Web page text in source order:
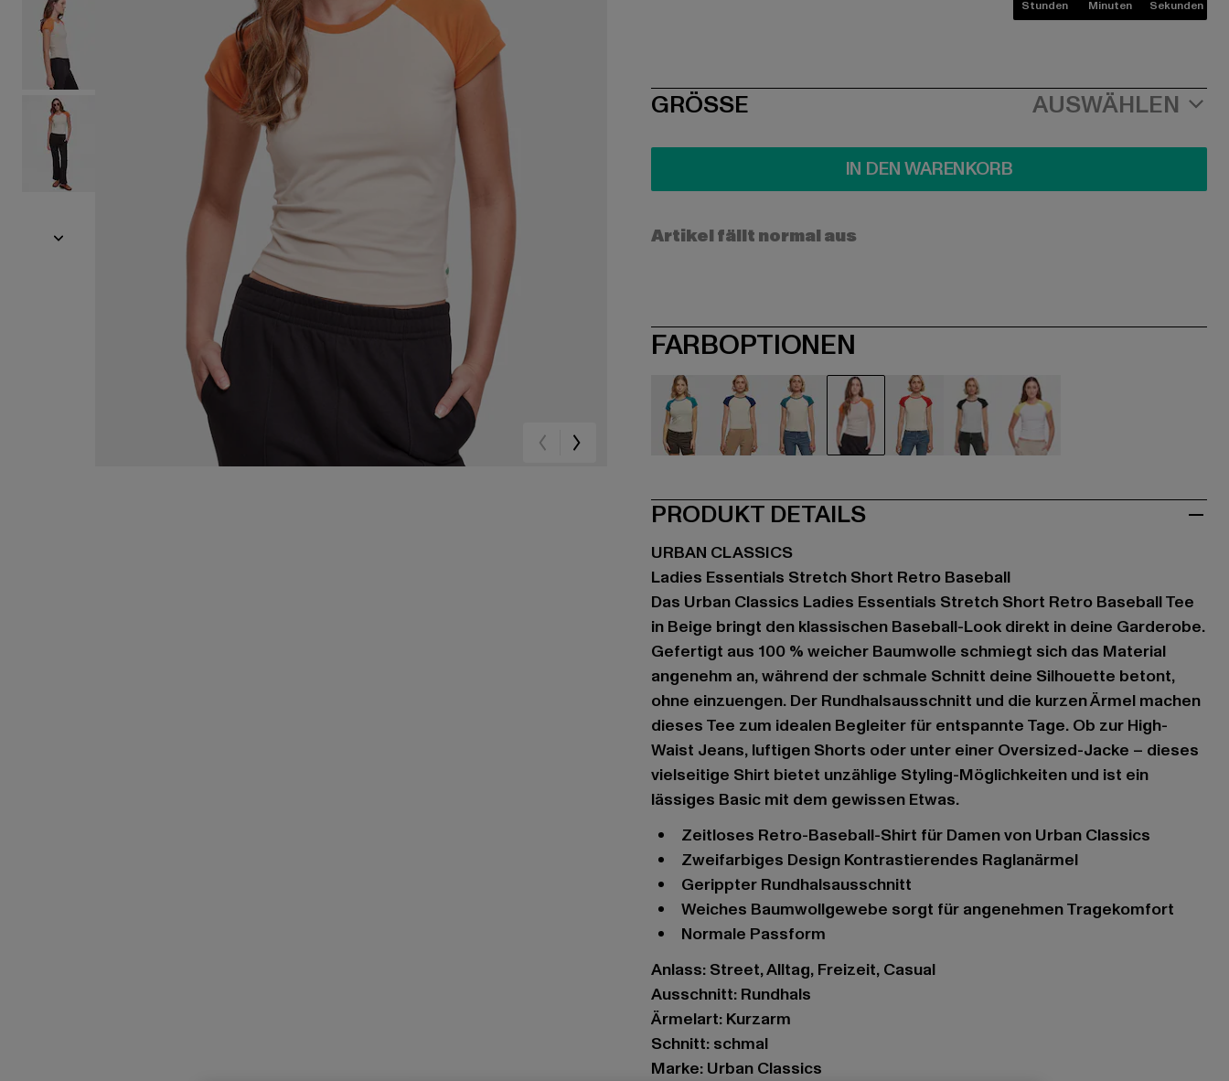
Stunden Minuten Sekunden
SIZE
GRÖSSE AUSWÄHLEN
IN DEN WARENKORB
Artikel fällt normal aus
FARBOPTIONEN
PRODUKT DETAILS
URBAN CLASSICS
Ladies Essentials Stretch Short Retro Baseball
Das Urban Classics Ladies Essentials Stretch Short Retro Baseball Tee
in Beige bringt den klassischen Baseball-Look direkt in deine Garderobe.
Gefertigt aus 100 % weicher Baumwolle schmiegt sich das Material
angenehm an, während der schmale Schnitt deine Silhouette betont,
ohne einzuengen. Der Rundhalsausschnitt und die kurzen Ärmel machen
dieses Tee zum idealen Begleiter für entspannte Tage. Ob zur High-
Waist Jeans, luftigen Shorts oder unter einer Oversized-Jacke – dieses
vielseitige Shirt bietet unzählige Styling-Möglichkeiten und ist ein
lässiges Basic mit dem gewissen Etwas.
Zeitloses Retro-Baseball-Shirt für Damen von Urban Classics
zweifarbiges Design Kontrastierendes Raglanärmel
Gerippter Rundhalsausschnitt
Weiches Baumwollgewebe sorgt für angenehmen Tragekomfort
Normale Passform
Anlass: Street, Alltag, Freizeit, Casual
Ausschnitt: Rundhals
Ärmelart: Kurzarm
Schnitt: schmal
Marke: Urban Classics